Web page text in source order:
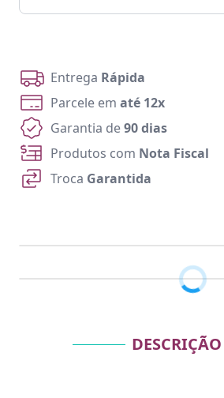
Entrega Rápida
Parcele em até 12x
Garantia de90 dias
Produtos com Nota Fiscal
Troca Garantida
DESCRIÇÃO